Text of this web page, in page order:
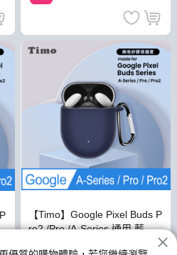
【Timo】Google Pixel Buds P
ro2 /Pro /A-Series 通用 藍牙
耳機矽膠保護套(附扣環)-午夜